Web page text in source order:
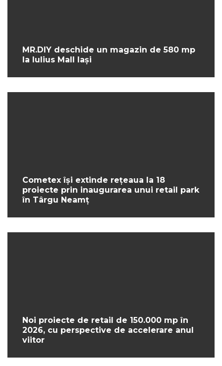
MR.DIY deschide un magazin de 580 mp
la Iulius Mall Iași
Cometex își extinde rețeaua la 18
proiecte prin inaugurarea unui retail park
în Târgu Neamț
Noi proiecte de retail de 150.000 mp în
2026, cu perspective de accelerare anul
viitor